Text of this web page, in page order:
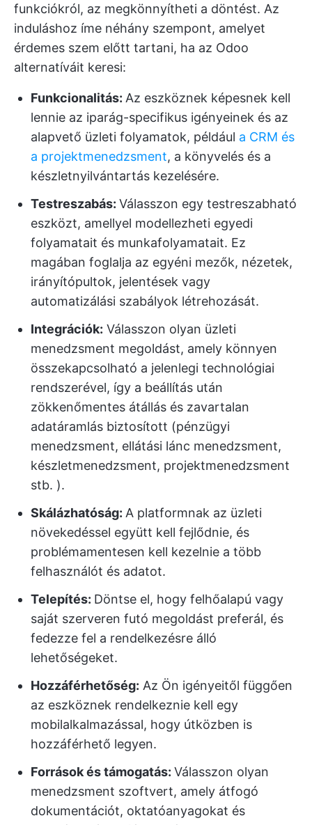
funkciókról, az megkönnyítheti a döntést. Az
induláshoz íme néhány szempont, amelyet
érdemes szem előtt tartani, ha az Odoo
alternatíváit keresi:
Funkcionalitás: Az eszköznek képesnek kell
lennie az iparág-specifikus igényeinek és az
alapvető üzleti folyamatok, például a CRM és
a projektmenedzsment, a könyvelés és a
készletnyilvántartás kezelésére.
Testreszabás: Válasszon egy testreszabható
eszközt, amellyel modellezheti egyedi
folyamatait és munkafolyamatait. Ez
magában foglalja az egyéni mezők, nézetek,
irányítópultok, jelentések vagy
automatizálási szabályok létrehozását.
Integrációk: Válasszon olyan üzleti
menedzsment megoldást, amely könnyen
összekapcsolható a jelenlegi technológiai
rendszerével, így a beállítás után
zökkenőmentes átállás és zavartalan
adatáramlás biztosított (pénzügyi
menedzsment, ellátási lánc menedzsment,
készletmenedzsment, projektmenedzsment
stb. ).
Skálázhatóság: A platformnak az üzleti
növekedéssel együtt kell fejlődnie, és
problémamentesen kell kezelnie a több
felhasználót és adatot.
Telepítés: Döntse el, hogy felhőalapú vagy
saját szerveren futó megoldást preferál, és
fedezze fel a rendelkezésre álló
lehetőségeket.
Hozzáférhetőség: Az Ön igényeitől függően
az eszköznek rendelkeznie kell egy
mobilalkalmazással, hogy útközben is
hozzáférhető legyen.
Források és támogatás: Válasszon olyan
menedzsment szoftvert, amely átfogó
dokumentációt, oktatóanyagokat és